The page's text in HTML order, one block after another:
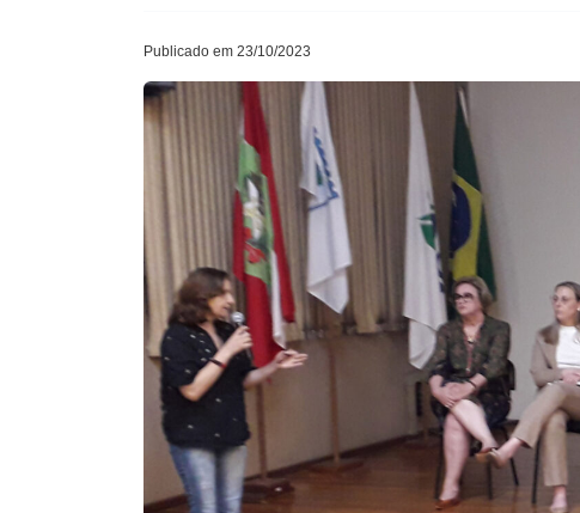
Publicado em 23/10/2023